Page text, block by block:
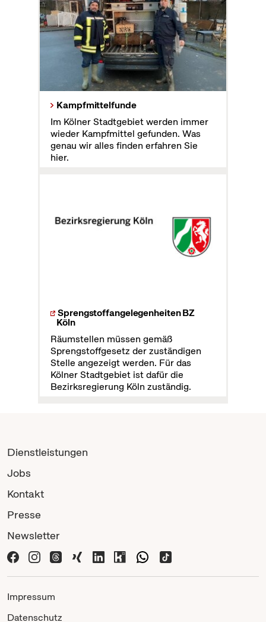
Kampfmittelfunde
Im Kölner Stadtgebiet werden immer
wieder Kampfmittel gefunden. Was
genau wir alles finden erfahren Sie
hier.
Sprengstoffangelegenheiten BZ
Köln
Räumstellen müssen gemäß
Sprengstoffgesetz der zuständigen
Stelle angezeigt werden. Für das
Kölner Stadtgebiet ist dafür die
Bezirksregierung Köln zuständig.
Dienstleistungen
Jobs
Kontakt
Presse
Newsletter
Impressum
Datenschutz